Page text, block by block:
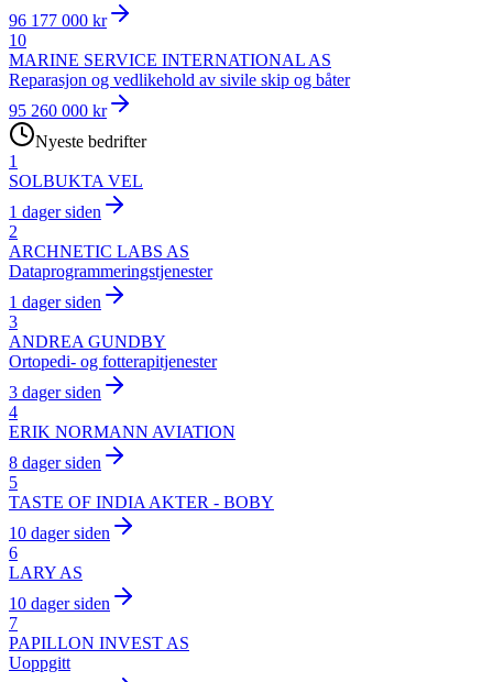
96 177 000 kr
10
MARINE SERVICE INTERNATIONAL AS
Reparasjon og vedlikehold av sivile skip og båter
95 260 000 kr
Nyeste bedrifter
1
SOLBUKTA VEL
1 dager siden
2
ARCHNETIC LABS AS
Dataprogrammeringstjenester
1 dager siden
3
ANDREA GUNDBY
Ortopedi- og fotterapitjenester
3 dager siden
4
ERIK NORMANN AVIATION
8 dager siden
5
TASTE OF INDIA AKTER - BOBY
10 dager siden
6
LARY AS
10 dager siden
7
PAPILLON INVEST AS
Uoppgitt